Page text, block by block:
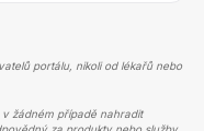
portálu, nikoli od lékařů nebo
žádném případě nahradit